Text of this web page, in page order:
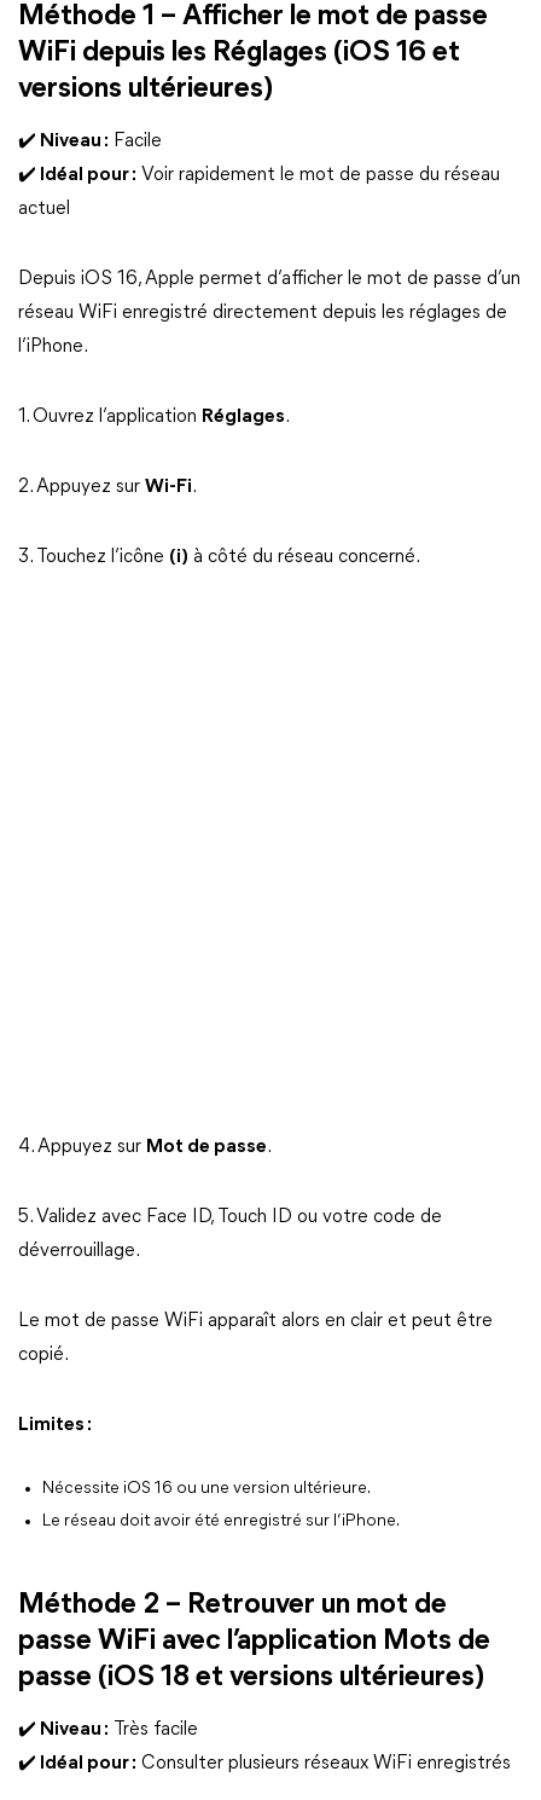
Méthode 1 – Afficher le mot de passe
WiFi depuis les Réglages (iOS 16 et
versions ultérieures)
✔️ Niveau : Facile
✔️ Idéal pour : Voir rapidement le mot de passe du réseau
actuel
Depuis iOS 16, Apple permet d’afficher le mot de passe d’un
réseau WiFi enregistré directement depuis les réglages de
l’iPhone.
1. Ouvrez l’application Réglages.
2. Appuyez sur Wi-Fi.
3. Touchez l’icône (i) à côté du réseau concerné.
4. Appuyez sur Mot de passe.
5. Validez avec Face ID, Touch ID ou votre code de
déverrouillage.
Le mot de passe WiFi apparaît alors en clair et peut être
copié.
Limites :
Nécessite iOS 16 ou une version ultérieure.
Le réseau doit avoir été enregistré sur l’iPhone.
Méthode 2 – Retrouver un mot de
passe WiFi avec l’application Mots de
passe (iOS 18 et versions ultérieures)
✔️ Niveau : Très facile
✔️ Idéal pour : Consulter plusieurs réseaux WiFi enregistrés